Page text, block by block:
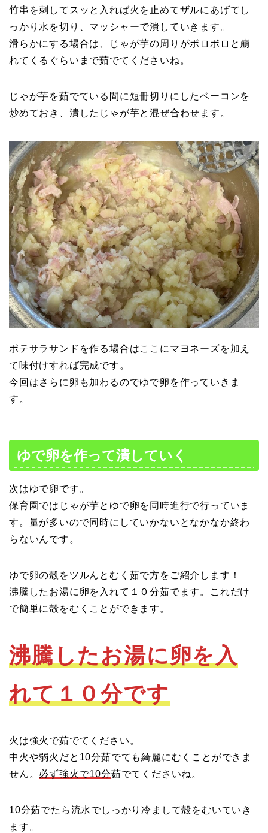
竹串を刺してスッと入れば火を止めてザルにあげてし
っかり水を切り、マッシャーで潰していきます。
滑らかにする場合は、じゃが芋の周りがボロボロと崩
れてくるぐらいまで茹でてくださいね。
じゃが芋を茹でている間に短冊切りにしたベーコンを
炒めておき、潰したじゃが芋と混ぜ合わせます。
ポテサラサンドを作る場合はここにマヨネーズを加え
て味付けすれば完成です。
今回はさらに卵も加わるのでゆで卵を作っていきま
す。
ゆで卵を作って潰していく
次はゆで卵です。
保育園ではじゃが芋とゆで卵を同時進行で行っていま
す。量が多いので同時にしていかないとなかなか終わ
らないんです。
ゆで卵の殻をツルんとむく茹で方をご紹介します！
沸騰したお湯に卵を入れて１０分茹でます。これだけ
で簡単に殻をむくことができます。
沸騰したお湯に卵を入
れて１０分です
火は強火で茹でてください。
中火や弱火だと10分茹でても綺麗にむくことができま
せん。 必ず強火で10分茹でてくださいね。
10分茹でたら流水でしっかり冷まして殻をむいていき
ます。